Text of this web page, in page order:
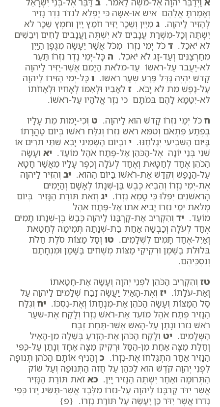
וְאָמַרְתָּ אֲלֵהֶם אִישׁ אוֹ-אִשָּׁה כִּי יַפְלִא לִנְדֹּר נֶדֶר נָזִיר
לְהַזִּיר לַיהוָה. ג מִיַּיִן וְשֵׁכָר יַזִּיר חֹמֶץ יַיִן וְחֹמֶץ שֵׁכָר לֹא
יִשְׁתֶּה וְכָל-מִשְׁרַת עֲנָבִים לֹא יִשְׁתֶּה וַעֲנָבִים לַחִים וִיבֵשִׁים
לֹא יֹאכֵל. ד כֹּל יְמֵי נִזְרוֹ מִכֹּל אֲשֶׁר יֵעָשֶׂה מִגֶּפֶן הַיַּיִן
מֵחַרְצַנִּים וְעַד-זָג לֹא יֹאכֵל. ה כָּל-יְמֵי נֶדֶר נִזְרוֹ תַּעַר
לֹא-יַעֲבֹר עַל-רֹאשׁוֹ עַד-מְלֹאת הַיָּמִם אֲשֶׁר-יַזִּיר לַיהוָה
קָדֹשׁ יִהְיֶה גַּדֵּל פֶּרַע שְׂעַר רֹאשׁוֹ. ו כָּל-יְמֵי הַזִּירוֹ לַיהוָה
עַל-נֶפֶשׁ מֵת לֹא יָבֹא. ז לְאָבִיו וּלְאִמּוֹ לְאָחִיו וּלְאַחֹתוֹ
לֹא-יִטַּמָּא לָהֶם בְּמֹתָם כִּי נֵזֶר אֱלֹהָיו עַל-רֹאשׁוֹ.
ח כֹּל יְמֵי נִזְרוֹ קָדֹשׁ הוּא לַיהוָה. ט וְכִי-יָמוּת מֵת עָלָיו
בְּפֶתַע פִּתְאֹם וְטִמֵּא רֹאשׁ נִזְרוֹ וְגִלַּח רֹאשׁוֹ בְּיוֹם טָהֳרָתוֹ
בַּיּוֹם הַשְּׁבִיעִי יְגַלְּחֶנּוּ. י וּבַיּוֹם הַשְּׁמִינִי יָבִא שְׁתֵּי תֹרִים אוֹ
שְׁנֵי בְּנֵי יוֹנָה אֶל-הַכֹּהֵן אֶל-פֶּתַח אֹהֶל מוֹעֵד. יא וְעָשָׂה
הַכֹּהֵן אֶחָד לְחַטָּאת וְאֶחָד לְעֹלָה וְכִפֶּר עָלָיו מֵאֲשֶׁר חָטָא
עַל-הַנָּפֶשׁ וְקִדַּשׁ אֶת-רֹאשׁוֹ בַּיּוֹם הַהוּא. יב וְהִזִּיר לַיהוָה
אֶת-יְמֵי נִזְרוֹ וְהֵבִיא כֶּבֶשׂ בֶּן-שְׁנָתוֹ לְאָשָׁם וְהַיָּמִים
הָרִאשֹׁנִים יִפְּלוּ כִּי טָמֵא נִזְרוֹ. יג וְזֹאת תּוֹרַת הַנָּזִיר בְּיוֹם
מְלֹאת יְמֵי נִזְרוֹ יָבִיא אֹתוֹ אֶל-פֶּתַח אֹהֶל
מוֹעֵד. יד וְהִקְרִיב אֶת-קָרְבָּנוֹ לַיהוָה כֶּבֶשׂ בֶּן-שְׁנָתוֹ תָמִים
אֶחָד לְעֹלָה וְכַבְשָׂה אַחַת בַּת-שְׁנָתָהּ תְּמִימָה לְחַטָּאת
וְאַיִל-אֶחָד תָּמִים לִשְׁלָמִים. טו וְסַל מַצּוֹת סֹלֶת חַלֹּת
בְּלוּלֹת בַּשֶּׁמֶן וּרְקִיקֵי מַצּוֹת מְשֻׁחִים בַּשָּׁמֶן וּמִנְחָתָם
וְנִסְכֵּיהֶם.
טז וְהִקְרִיב הַכֹּהֵן לִפְנֵי יְהוָה וְעָשָׂה אֶת-חַטָּאתוֹ
וְאֶת-עֹלָתוֹ. יז וְאֶת-הָאַיִל יַעֲשֶׂה זֶבַח שְׁלָמִים לַיהוָה עַל
סַל הַמַּצּוֹת וְעָשָׂה הַכֹּהֵן אֶת-מִנְחָתוֹ וְאֶת-נִסְכּוֹ. יח וְגִלַּח
הַנָּזִיר פֶּתַח אֹהֶל מוֹעֵד אֶת-רֹאשׁ נִזְרוֹ וְלָקַח אֶת-שְׂעַר
רֹאשׁ נִזְרוֹ וְנָתַן עַל-הָאֵשׁ אֲשֶׁר-תַּחַת זֶבַח
הַשְּׁלָמִים. יט וְלָקַח הַכֹּהֵן אֶת-הַזְּרֹעַ בְּשֵׁלָה מִן-הָאַיִל
וְחַלַּת מַצָּה אַחַת מִן-הַסַּל וּרְקִיק מַצָּה אֶחָד וְנָתַן עַל-כַּפֵּי
הַנָּזִיר אַחַר הִתְגַּלְּחוֹ אֶת-נִזְרוֹ. כ וְהֵנִיף אוֹתָם הַכֹּהֵן תְּנוּפָה
לִפְנֵי יְהוָה קֹדֶשׁ הוּא לַכֹּהֵן עַל חֲזֵה הַתְּנוּפָה וְעַל שׁוֹק
הַתְּרוּמָה וְאַחַר יִשְׁתֶּה הַנָּזִיר יָיִן. כא זֹאת תּוֹרַת הַנָּזִיר
אֲשֶׁר יִדֹּר קָרְבָּנוֹ לַיהוָה עַל-נִזְרוֹ מִלְּבַד אֲשֶׁר-תַּשִּׂיג יָדוֹ כְּפִי
נִדְרוֹ אֲשֶׁר יִדֹּר כֵּן יַעֲשֶׂה עַל תּוֹרַת נִזְרוֹ. {פ}